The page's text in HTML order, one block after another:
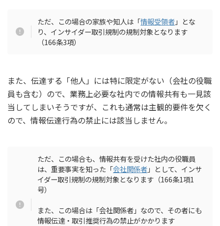
ただ、この場合の家族や知人は「情報受領者」とな
り、インサイダー取引規制の規制対象となります
（166条3項）
また、伝達する「他人」には特に限定がない（会社の役職
員も含む）ので、業務上必要な社内での情報共有も一見該
当してしまいそうですが、これも通常は主観的要件を欠く
ので、情報伝達行為の禁止には該当しません。
ただ、この場合も、情報共有を受けた社内の役職員
は、重要事実を知った「会社関係者」として、インサ
イダー取引規制の規制対象となります（166条1項1
号）
また、この場合は「会社関係者」なので、その者にも
情報伝達・取引推奨行為の禁止がかかります